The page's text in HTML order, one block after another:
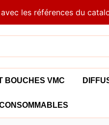
les références du
BOUCHES VMC